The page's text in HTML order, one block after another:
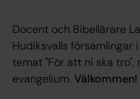
Docent och Bibellärare
Hudiksvalls församlingar
temat "För att ni ska tro",
evangelium. Välkommen!